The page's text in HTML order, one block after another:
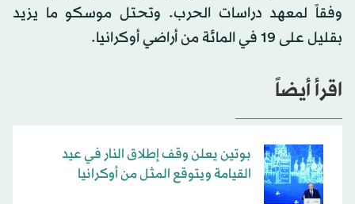
وفقاً لمعهد دراسات الحرب. وتحتل موسكو ما يزيد
بقليل على 19 في المائة من أراضي أوكرانيا.
اقرأ أيضاً
بوتين يعلن وقف إطلاق النار في عيد
القيامة ويتوقع المثل من أوكرانيا